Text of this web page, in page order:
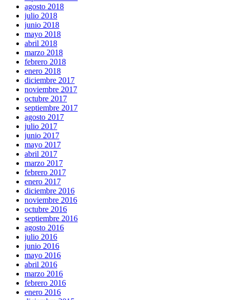
agosto 2018
julio 2018
junio 2018
mayo 2018
abril 2018
marzo 2018
febrero 2018
enero 2018
diciembre 2017
noviembre 2017
octubre 2017
septiembre 2017
agosto 2017
julio 2017
junio 2017
mayo 2017
abril 2017
marzo 2017
febrero 2017
enero 2017
diciembre 2016
noviembre 2016
octubre 2016
septiembre 2016
agosto 2016
julio 2016
junio 2016
mayo 2016
abril 2016
marzo 2016
febrero 2016
enero 2016